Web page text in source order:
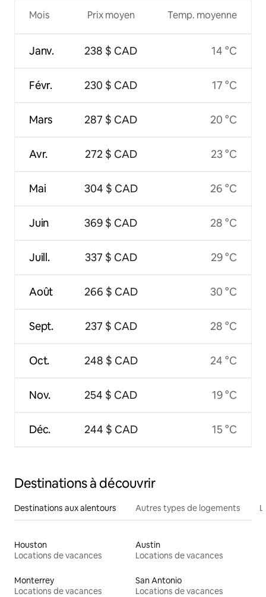
Mois
Janv.
Févr.
Mars
Avr.
Mai
Juin
Juill.
Août
Sept.
Oct.
Nov.
Déc.
Prix moyen
238 $ CAD
230 $ CAD
287 $ CAD
272 $ CAD
304 $ CAD
369 $ CAD
337 $ CAD
266 $ CAD
237 $ CAD
248 $ CAD
254 $ CAD
244 $ CAD
Temp. moyenne
14 °C
17 °C
20 °C
23 °C
26 °C
28 °C
29 °C
30 °C
28 °C
24 °C
19 °C
15 °C
Destinations à découvrir
Destinations aux alentours Autres types de logements
Houston
Locations de vacances
Austin
Locations de vacances
Monterrey
Locations de vacances
San Antonio
Locations de vacances